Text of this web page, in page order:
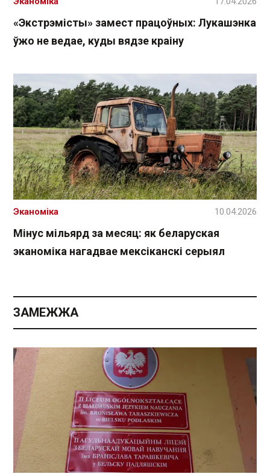
«Экстрэмісты» замест працоўных: Лукашэнка
ўжо не ведае, куды вядзе краіну
Мінус мільярд за месяц: як беларуская
эканоміка нагадвае мексіканскі серыял
Эканоміка 10.04.2026
ЗАМЕЖЖА